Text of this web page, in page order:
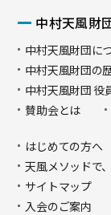
中村天風財
中村天風財団に
中村天風財団の
中村天風財団 役
賛助会とは
はじめての方へ
天風メソッドで
サイトマップ
入会のご案内